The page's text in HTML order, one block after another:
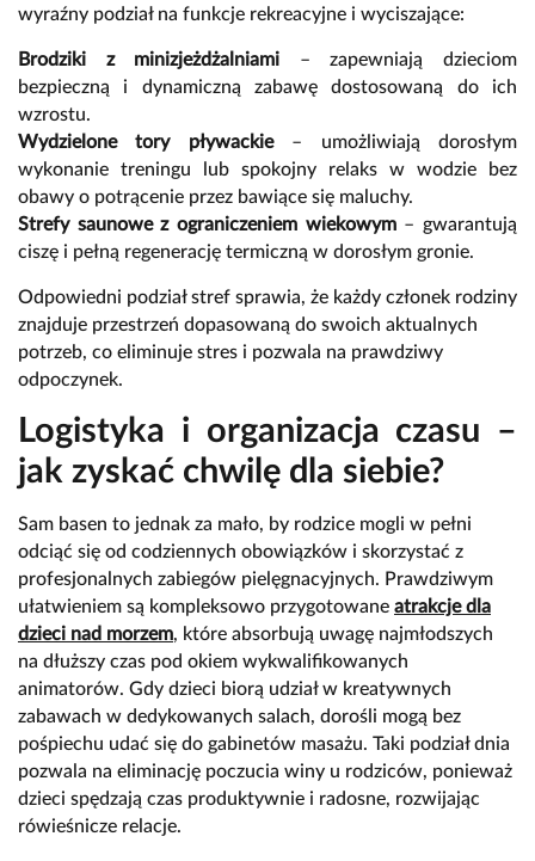
wyraźny podział na funkcje rekreacyjne i wyciszające:
Brodziki z minizjeżdżalniami – zapewniają dzieciom
bezpieczną i dynamiczną zabawę dostosowaną do ich
wzrostu.
Wydzielone tory pływackie– umożliwiają dorosłym
wykonanie treningu lub spokojny relaks w wodzie bez
obawy o potrącenie przez bawiące się maluchy.
Strefy saunowe z ograniczeniem wiekowym– gwarantują
ciszę i pełną regenerację termiczną w dorosłym gronie.
Odpowiedni podział stref sprawia, że każdy członek rodziny
znajduje przestrzeń dopasowaną do swoich aktualnych
potrzeb, co eliminuje stres i pozwala na prawdziwy
odpoczynek.
Logistyka i organizacja czasu –
jak zyskać chwilę dla siebie?
Sam basen to jednak za mało, by rodzice mogli w pełni
odciąć się od codziennych obowiązków i skorzystać z
profesjonalnych zabiegów pielęgnacyjnych. Prawdziwym
ułatwieniem są kompleksowo przygotowane atrakcje dla
dzieci nad morzem, które absorbują uwagę najmłodszych
na dłuższy czas pod okiem wykwalifikowanych
animatorów. Gdy dzieci biorą udział w kreatywnych
zabawach w dedykowanych salach, dorośli mogą bez
pośpiechu udać się do gabinetów masażu. Taki podział dnia
pozwala na eliminację poczucia winy u rodziców, ponieważ
dzieci spędzają czas produktywnie i radosne, rozwijając
rówieśnicze relacje.